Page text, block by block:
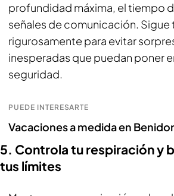
profundidad máxima, el tiempo
señales de comunicación. Sigue
rigurosamente para evitar
inesperadas que puedan poner
seguridad.
PUEDE INTERESARTE
Vacaciones a medida en
5. Controla tu respiración y
tus límites